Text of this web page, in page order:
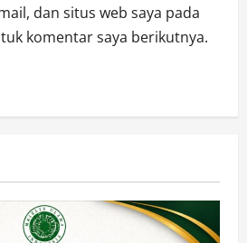
dan situs web saya pada
komentar saya berikutnya.